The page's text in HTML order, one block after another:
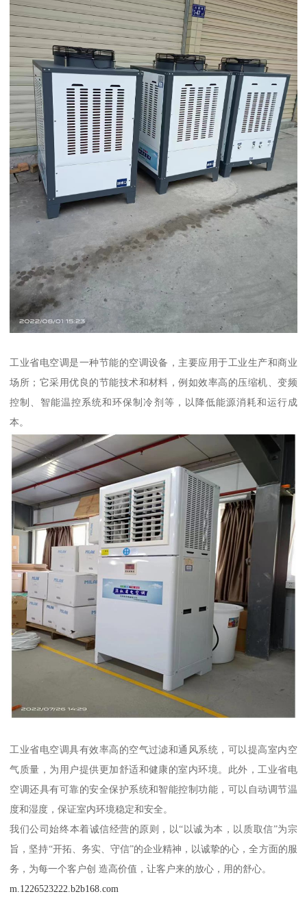
工业省电空调是一种节能的空调设备，主要应用于工业生产和商业
场所；它采用优良的节能技术和材料，例如效率高的压缩机、变频
控制、智能温控系统和环保制冷剂等，以降低能源消耗和运行成
本。
工业省电空调具有效率高的空气过滤和通风系统，可以提高室内空
气质量，为用户提供更加舒适和健康的室内环境。此外，工业省电
空调还具有可靠的安全保护系统和智能控制功能，可以自动调节温
度和湿度，保证室内环境稳定和安全。
我们公司始终本着诚信经营的原则，以“以诚为本，以质取信”为宗
旨，坚持“开拓、务实、守信”的企业精神，以诚挚的心，全方面的服
务，为每一个客户创 造高价值，让客户来的放心，用的舒心。
m.1226523222.b2b168.com